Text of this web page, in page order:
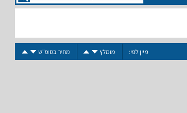
מיין לפי: מומלץ מחיר בסופ"ש